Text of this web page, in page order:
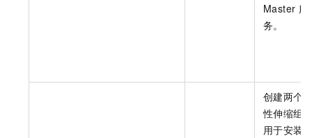
Master 服
务。
创建两个
性伸缩组
用于安装